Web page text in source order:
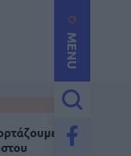
MENU
σήμερα,